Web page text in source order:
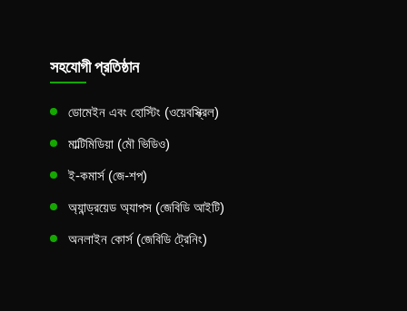
সহযোগী প্রতিষ্ঠান
ডোমেইন এবং হোস্টিং (ওয়েবস্ক্রিল)
মাল্টিমিডিয়া (মৌ ভিডিও)
ই-কমার্স (জে-শপ)
অ্যান্ড্রয়েড অ্যাপস (জেবিডি আইটি)
অনলাইন কোর্স (জেবিডি ট্রেনিং)